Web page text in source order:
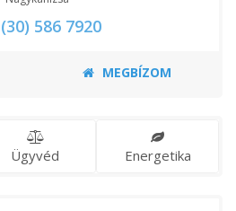
586 7920
MEGBÍZOM
Ügyvéd Energetika